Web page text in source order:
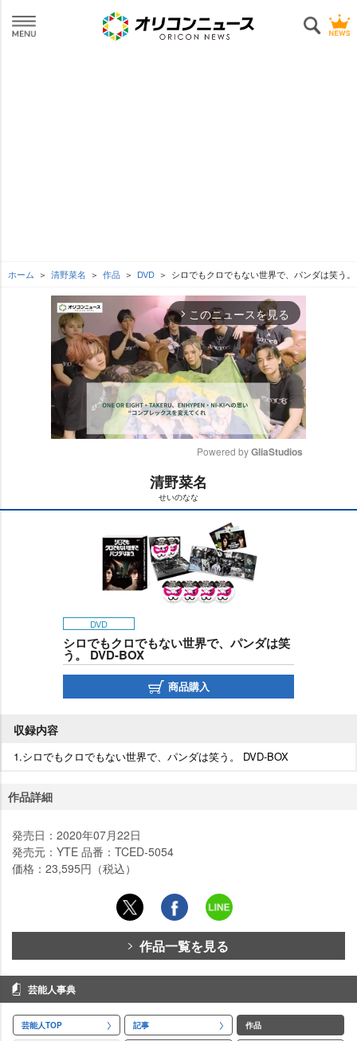
ホーム 清野菜名 作品 DVD シロでもクロでもない世界で、パンダは笑う
arrow_forward_ios このニュースを見る
t
Powered by GliaStudios
清野菜名
せいのなな
DVD
シロでもクロでもない世界で、パンダは笑
う。 DVD-BOX
商品購入
収録内容
1.シロでもクロでもない世界で、パンダは笑う。 DVD-BOX
作品詳細
発売日：2020年07月22日
発売元：YTE 品番：TCED-5054
価格：23,595円（税込）
作品一覧を見る
芸能人事典
芸能人TOP 記事 作品